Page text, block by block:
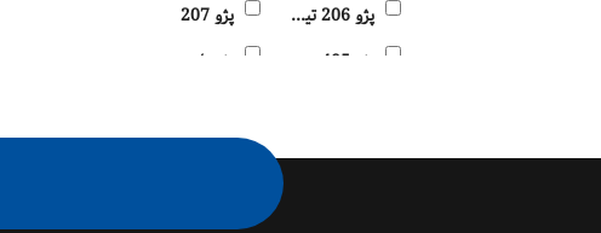
پژو 206 تیپ 5
پژو 207
پژو 405
پژو پارس
تارا